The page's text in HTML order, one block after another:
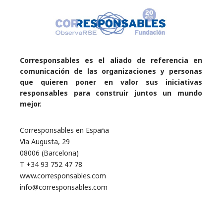
Corresponsables es el aliado de referencia en
comunicación de las organizaciones y personas
que quieren poner en valor sus iniciativas
responsables para construir juntos un mundo
mejor.
Corresponsables en España
Vía Augusta, 29
08006 (Barcelona)
T +34 93 752 47 78
www.corresponsables.com
info@corresponsables.com